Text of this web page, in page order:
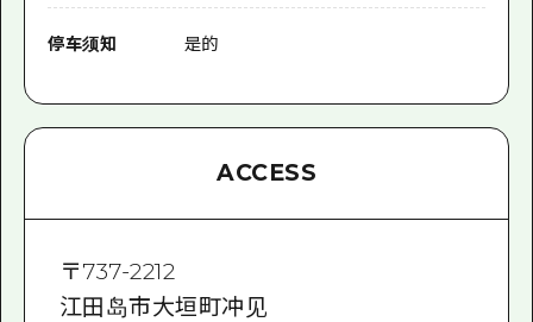
停车须知 是的
ACCESS
〒737-2212
江田岛市大垣町冲见